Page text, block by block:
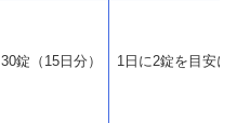
30錠（15日分） 1日に2錠を目安に